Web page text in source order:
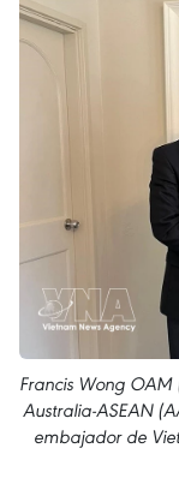
Francis Wong
Australia-ASEAN
embajador de